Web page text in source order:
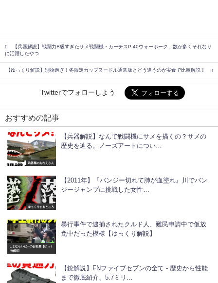
【兵器解説】戦闘力B級すぎたサメ戦闘機・カーチスP-40ウォーホーク、数が多くそれなり
に活躍したやつ
【ゆっくり解説】別物過ぎ！冬限定カップヌードル通常版とどう違うのか実食で比較解説！
Twitterでフォローしよう
おすすめの記事
武器屋のおねえさん
【兵器解説】なんで戦闘機にサメを描くの？サメの
歴史を辿る。ノーズアートについ…
ゆっくりするところ
【2011年】『バンジー切れて肺が血塗れ』川でバン
ジージャンプに挑戦した女性…
しまむらいだーのお部屋【ゆっく
り解説】
暴行事件で逮捕されたクルド人、難民申請中で仮放
免中だった模様【ゆっくり解説】
【銃解説】FNファイブセブンの全て - 歴史から性能
まで徹底紹介、5.7ミリ…